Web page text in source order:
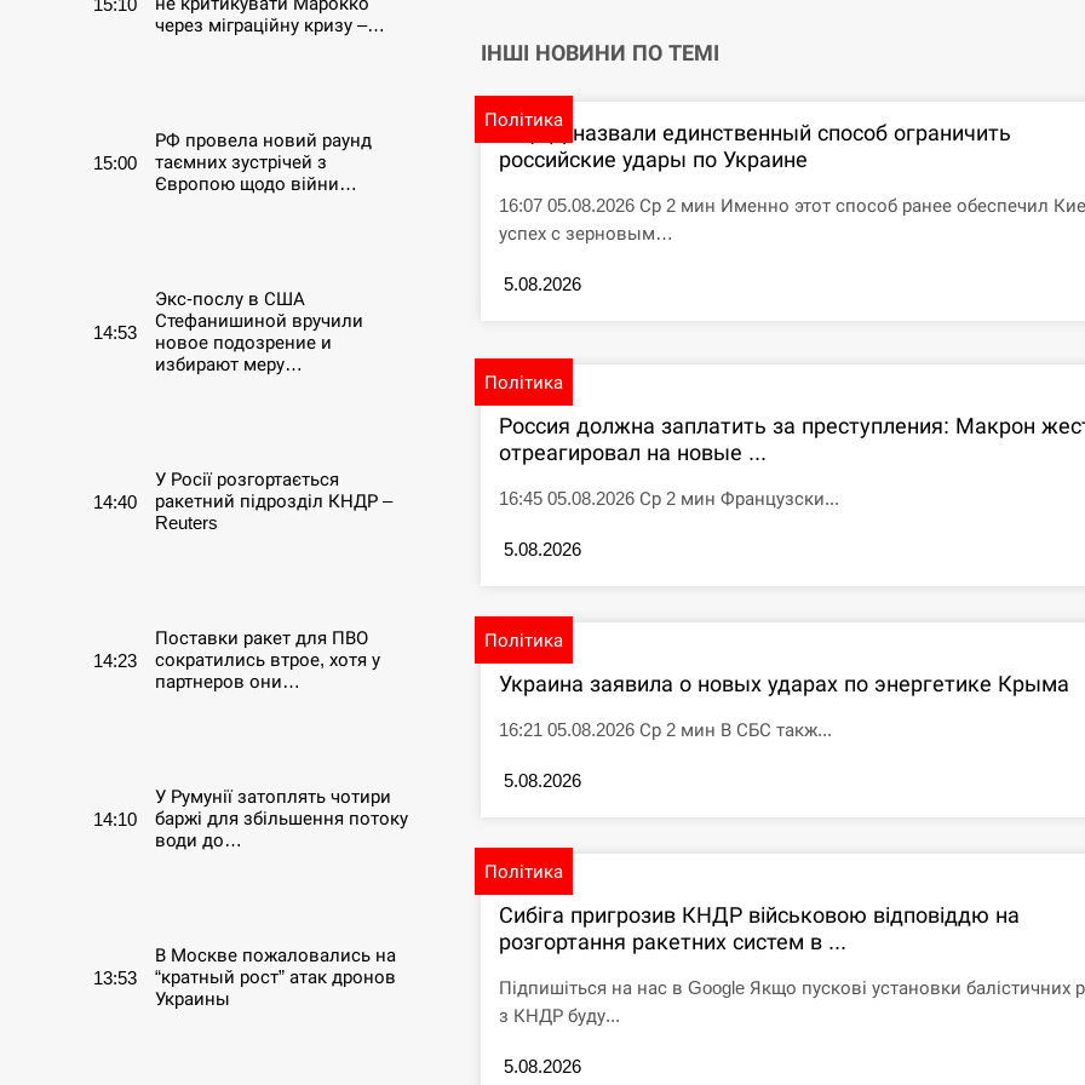
через міграційну кризу –…
15:00
РФ провела новий раунд
таємних зустрічей з
Європою щодо війни…
14:53
Экс-послу в США
Стефанишиной вручили
новое подозрение и
избирают меру…
14:40
У Росії розгортається
ракетний підрозділ КНДР –
Reuters
14:23
Поставки ракет для ПВО
сократились втрое, хотя у
партнеров они…
14:10
У Румунії затоплять чотири
баржі для збільшення потоку
води до…
13:53
В Москве пожаловались на
“кратный рост” атак дронов
Украины
ІНШІ НОВИНИ ПО ТЕМІ
Політика
В ЦПД назвали единственный способ ограничить
российские удары по Украине
16:07 05.08.2026 Ср 2 мин Именно этот способ ранее обеспечил
успех с зерновым…
5.08.2026
Політика
Россия должна заплатить за преступления: Макрон
отреагировал на новые ...
16:45 05.08.2026 Ср 2 мин Французски...
5.08.2026
Політика
Украина заявила о новых ударах по энергетике Крыма
16:21 05.08.2026 Ср 2 мин В СБС такж...
5.08.2026
Політика
Сибіга пригрозив КНДР військовою відповіддю на
розгортання ракетних систем в ...
Підпишіться на нас в Google Якщо пускові установки балістичних
з КНДР буду...
5.08.2026